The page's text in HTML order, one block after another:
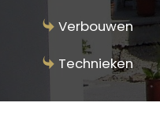
Verbouwen
Technieken